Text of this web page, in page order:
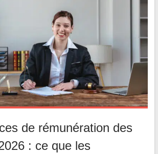
de rémunération des
: ce que les